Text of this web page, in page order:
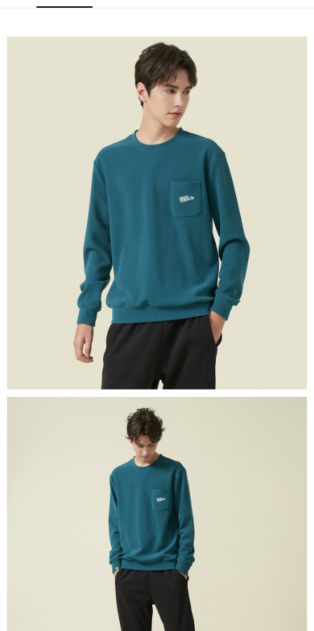
每筆NT$60，滿NT$1,500(含以上)免運費
每筆NT$60，滿NT$1,500(含以上)免運費
每筆NT$60，滿NT$1,500(含以上)免運費
每筆NT$90，滿NT$1,500(含以上)免運費
每筆NT$225，滿NT$1,500(含以上)免運費